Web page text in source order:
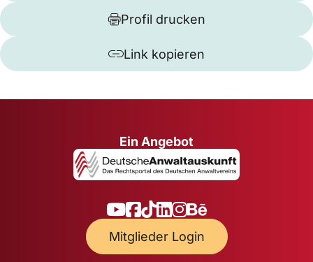
Profil drucken
Link kopieren
Ein Angebot
Mitglieder Login